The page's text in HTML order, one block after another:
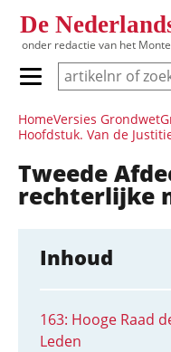
De
onder redactie van het
Primair menu tonen/
Hoofdnavigatie
HomeVersies Grondwet
Hoofdstuk. Van de
Tweede
rechterlijke
Inhoud
163: Hooge Raad
Leden